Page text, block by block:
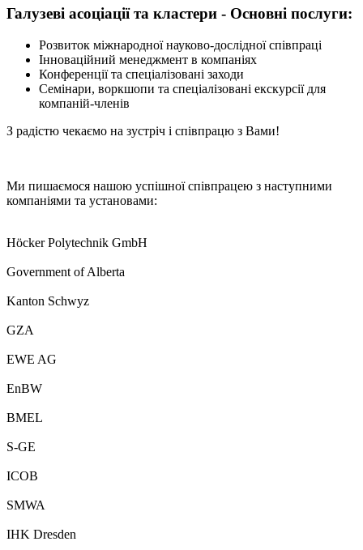
Галузеві асоціації та кластери - Основні послуги:
Розвиток міжнародної науково-дослідної співпраці
Інноваційний менеджмент в компаніях
Конференції та спеціалізовані заходи
Семінари, воркшопи та спеціалізовані екскурсії для
компаній-членів
З радістю чекаємо на зустріч і співпрацю з Вами!
Ми пишаємося нашою успішної співпрацею з наступними
компаніями та установами:
Höcker Polytechnik GmbH
Government of Alberta
Kanton Schwyz
GZA
EWE AG
EnBW
BMEL
S-GE
ICOB
SMWA
IHK Dresden